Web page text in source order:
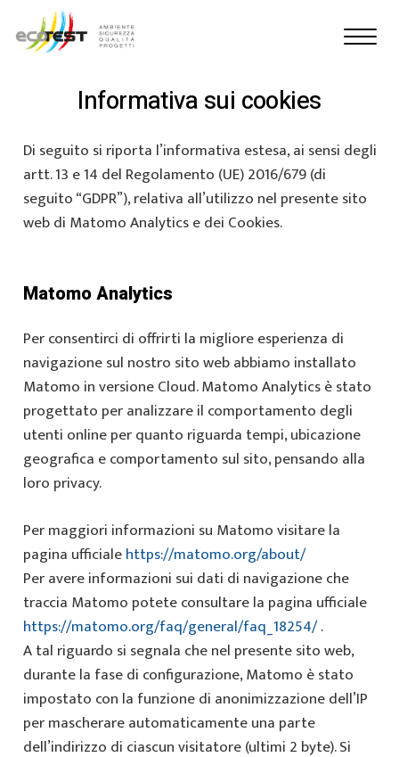
Informativa sui cookies
Di seguito si riporta l’informativa estesa, ai sensi degli
artt. 13 e 14 del Regolamento (UE) 2016/679 (di
seguito “GDPR”), relativa all’utilizzo nel presente sito
web di Matomo Analytics e dei Cookies.
Matomo Analytics
Per consentirci di offrirti la migliore esperienza di
navigazione sul nostro sito web abbiamo installato
Matomo in versione Cloud. Matomo Analytics è stato
progettato per analizzare il comportamento degli
utenti online per quanto riguarda tempi, ubicazione
geografica e comportamento sul sito, pensando alla
loro privacy.
Per maggiori informazioni su Matomo visitare la
pagina ufficialehttps://matomo.org/about/
Per avere informazioni sui dati di navigazione che
traccia Matomo potete consultare la pagina ufficiale
https://matomo.org/faq/general/faq_18254/.
A tal riguardo si segnala che nel presente sito web,
durante la fase di configurazione, Matomo è stato
impostato con la funzione di anonimizzazione dell’IP
per mascherare automaticamente una parte
dell’indirizzo di ciascun visitatore (ultimi 2 byte). Si